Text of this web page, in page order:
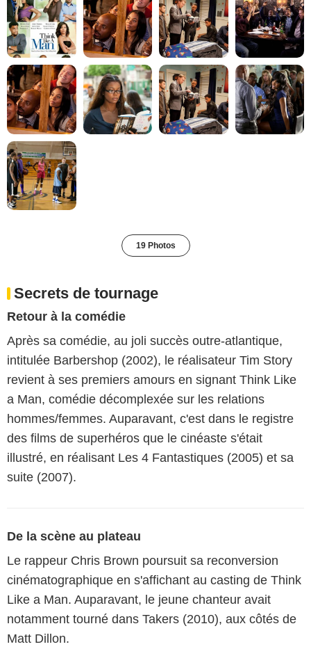
19 Photos
Secrets de tournage
Retour à la comédie
Après sa comédie, au joli succès outre-atlantique,
intitulée Barbershop (2002), le réalisateur Tim Story
revient à ses premiers amours en signant Think Like
a Man, comédie décomplexée sur les relations
hommes/femmes. Auparavant, c'est dans le registre
des films de superhéros que le cinéaste s'était
illustré, en réalisant Les 4 Fantastiques (2005) et sa
suite (2007).
De la scène au plateau
Le rappeur Chris Brown poursuit sa reconversion
cinématographique en s'affichant au casting de Think
Like a Man. Auparavant, le jeune chanteur avait
notamment tourné dans Takers (2010), aux côtés de
Matt Dillon.